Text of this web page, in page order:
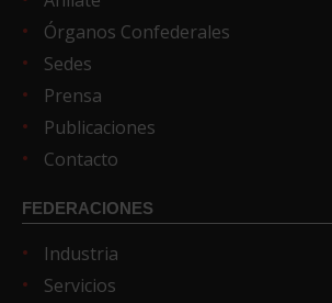
Órganos Confederales
Sedes
Prensa
Publicaciones
Contacto
FEDERACIONES
Industria
Servicios